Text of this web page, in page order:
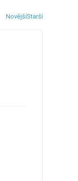
NovějšíStarší